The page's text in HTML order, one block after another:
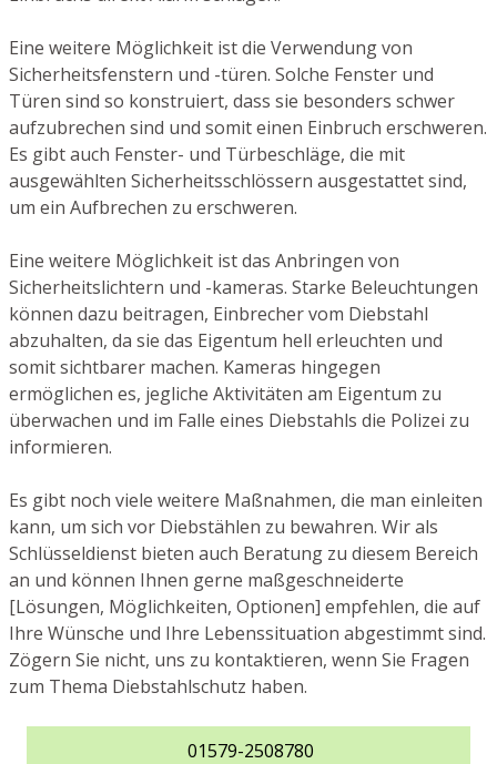
Eine weitere Möglichkeit ist die Verwendung von
Sicherheitsfenstern und -türen. Solche Fenster und
Türen sind so konstruiert, dass sie besonders schwer
aufzubrechen sind und somit einen Einbruch erschweren.
Es gibt auch Fenster- und Türbeschläge, die mit
ausgewählten Sicherheitsschlössern ausgestattet sind,
um ein Aufbrechen zu erschweren.
Eine weitere Möglichkeit ist das Anbringen von
Sicherheitslichtern und -kameras. Starke Beleuchtungen
können dazu beitragen, Einbrecher vom Diebstahl
abzuhalten, da sie das Eigentum hell erleuchten und
somit sichtbarer machen. Kameras hingegen
ermöglichen es, jegliche Aktivitäten am Eigentum zu
überwachen und im Falle eines Diebstahls die Polizei zu
informieren.
Es gibt noch viele weitere Maßnahmen, die man einleiten
kann, um sich vor Diebstählen zu bewahren. Wir als
Schlüsseldienst bieten auch Beratung zu diesem Bereich
an und können Ihnen gerne maßgeschneiderte
[Lösungen, Möglichkeiten, Optionen] empfehlen, die auf
Ihre Wünsche und Ihre Lebenssituation abgestimmt sind.
Zögern Sie nicht, uns zu kontaktieren, wenn Sie Fragen
zum Thema Diebstahlschutz haben.
01579-2508780